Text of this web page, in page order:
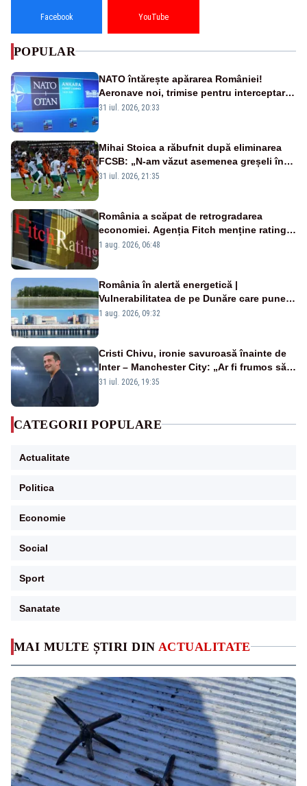
MAI MULTE ȘTIRI DIN ACTUALITATE
Facebook YouTube
POPULAR
NATO întărește apărarea României!
Aeronave noi, trimise pentru interceptarea
și distrugerea dronelor
31 iul. 2026, 20:33
Mihai Stoica a răbufnit după eliminarea
FCSB: „N-am văzut asemenea greșeli în
190 de meciuri europene”
31 iul. 2026, 21:35
România a scăpat de retrogradarea
economiei. Agenția Fitch menține ratingul
„BBB-” cu perspectivă negativă
1 aug. 2026, 06:48
România în alertă energetică |
Vulnerabilitatea de pe Dunăre care pune
în pericol Centrala Cernavodă era
1 aug. 2026, 09:32
Cristi Chivu, ironie savuroasă înainte de
Inter – Manchester City: „Ar fi frumos să
mai cumpărați și de la noi”
31 iul. 2026, 19:35
CATEGORII POPULARE
Actualitate
Politica
Economie
Social
Sport
Sanatate